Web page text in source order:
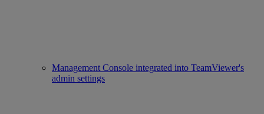
Management Console integrated into TeamViewer's
admin settings